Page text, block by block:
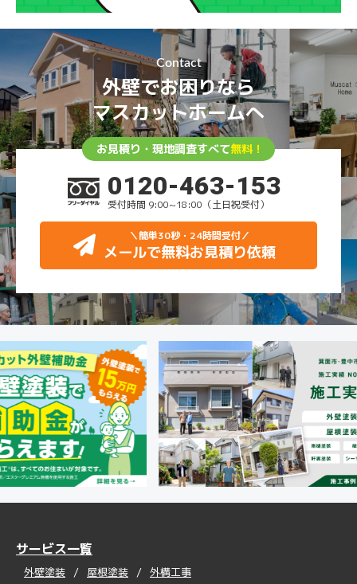
Contact
外壁でお困りなら
マスカットホームへ
お見積り・現地調査すべて無料！
0120-463-153
受付時間 9:00~18:00（土日祝受付）
＼簡単30秒・24時間受付／
メールで無料お見積り依頼
サービス一覧
外壁塗装 屋根塗装 外構工事